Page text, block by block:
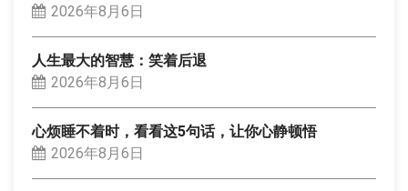
2026年8月6日
人生最大的智慧：笑着后退
2026年8月6日
心烦睡不着时，看看这5句话，让你心静顿悟
2026年8月6日